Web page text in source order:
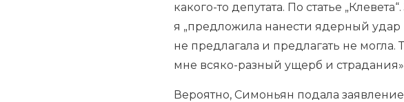
какого-то депутата. По статье
я „предложила нанести ядерный
не предлагала и предлагать не
мне всяко-разный ущерб и
Вероятно, Симоньян подала